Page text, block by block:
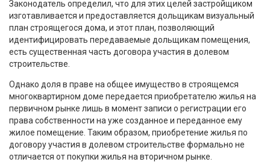
Законодатель определил, что для этих целей застройщиком
изготавливается и предоставляется дольщикам визуальный
план строящегося дома, и этот план, позволяющий
идентифицировать передаваемые дольщикам помещения,
есть существенная часть договора участия в долевом
строительстве.
Однако доля в праве на общее имущество в строящемся
многоквартирном доме передается приобретателю жилья на
первичном рынке лишь в момент записи о регистрации его
права собственности на уже созданное и переданное ему
жилое помещение. Таким образом, приобретение жилья по
договору участия в долевом строительстве формально не
отличается от покупки жилья на вторичном рынке.